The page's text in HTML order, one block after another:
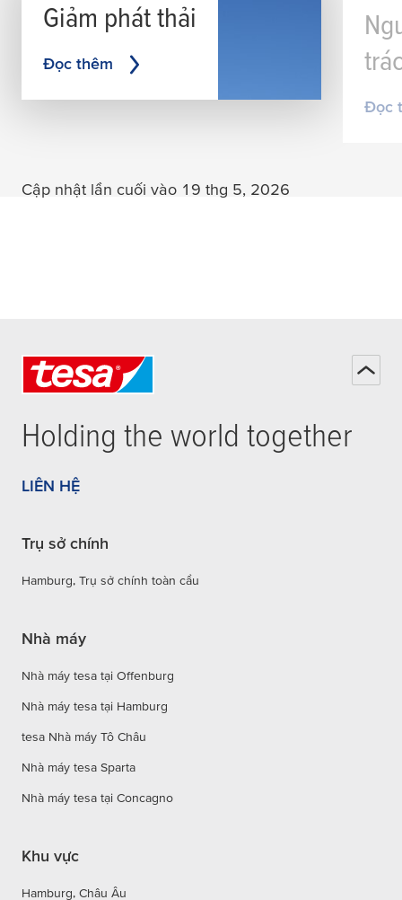
Giảm phát thải
Đọc thêm
Đọc
Cập nhật lần cuối vào 19 thg 5, 2026
Holding the world together
LIÊN HỆ
Trụ sở chính
Hamburg, Trụ sở chính toàn cầu
Nhà máy
Nhà máy tesa tại Offenburg
Nhà máy tesa tại Hamburg
tesa Nhà máy Tô Châu
Nhà máy tesa Sparta
Nhà máy tesa tại Concagno
Khu vực
Hamburg, Châu Âu